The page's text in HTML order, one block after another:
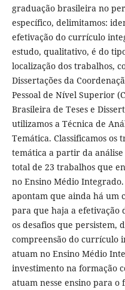
graduação brasileira no
específico, delimitamos:
efetivação do currículo
estudo, qualitativo, é do
localização dos trabalhos,
Dissertações da
Pessoal de Nível Superior
Brasileira de Teses e
utilizamos a Técnica de
Temática. Classificamos os
temática a partir da análise
total de 23 trabalhos que
no Ensino Médio
apontam que ainda há um
para que haja a
os desafios que persistem,
compreensão do currículo
atuam no Ensino Médio
investimento na formação
atuam nesse ensino para